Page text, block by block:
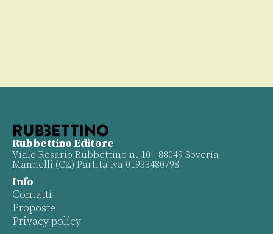
Rubbettino Editore
Viale Rosario Rubbettino n. 10 - 88049 Soveria
Mannelli (CZ) Partita Iva 01933480798
Info
Contatti
Proposte
Privacy policy